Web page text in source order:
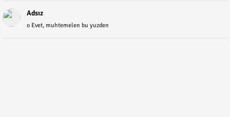
Adsız
o Evet, muhtemelen bu yuzden